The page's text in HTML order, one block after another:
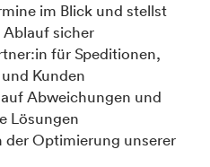
im Blick und stellst
sicher
für Speditionen,
Kunden
Abweichungen und
Lösungen
der Optimierung unserer